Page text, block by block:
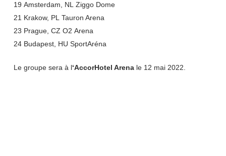
19 Amsterdam, NL Ziggo Dome
21 Krakow, PL Tauron Arena
23 Prague, CZ O2 Arena
24Budapest, HU SportAréna
Le groupe sera à l‘AccorHotel Arenale 12 mai 2022.